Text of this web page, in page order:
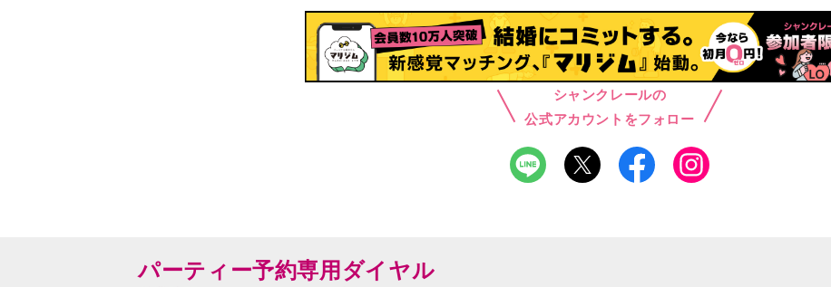
シャンクレールの
公式アカウントをフォロー
パーティー予約専用ダイヤル